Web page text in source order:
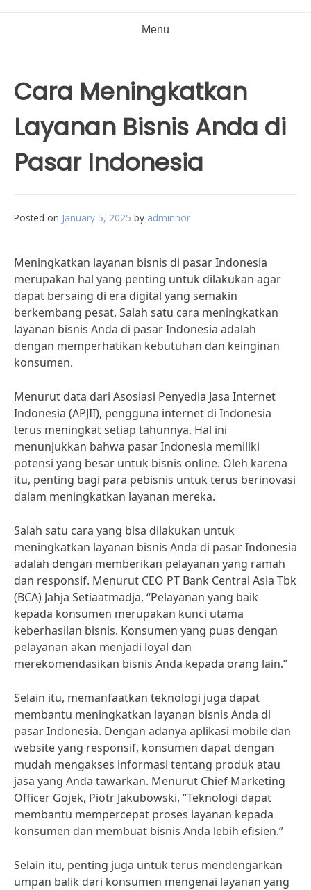
Menu
Cara Meningkatkan
Layanan Bisnis Anda di
Pasar Indonesia
Posted on January 5, 2025 by adminnor
Meningkatkan layanan bisnis di pasar Indonesia
merupakan hal yang penting untuk dilakukan agar
dapat bersaing di era digital yang semakin
berkembang pesat. Salah satu cara meningkatkan
layanan bisnis Anda di pasar Indonesia adalah
dengan memperhatikan kebutuhan dan keinginan
konsumen.
Menurut data dari Asosiasi Penyedia Jasa Internet
Indonesia (APJII), pengguna internet di Indonesia
terus meningkat setiap tahunnya. Hal ini
menunjukkan bahwa pasar Indonesia memiliki
potensi yang besar untuk bisnis online. Oleh karena
itu, penting bagi para pebisnis untuk terus berinovasi
dalam meningkatkan layanan mereka.
Salah satu cara yang bisa dilakukan untuk
meningkatkan layanan bisnis Anda di pasar Indonesia
adalah dengan memberikan pelayanan yang ramah
dan responsif. Menurut CEO PT Bank Central Asia Tbk
(BCA) Jahja Setiaatmadja, “Pelayanan yang baik
kepada konsumen merupakan kunci utama
keberhasilan bisnis. Konsumen yang puas dengan
pelayanan akan menjadi loyal dan
merekomendasikan bisnis Anda kepada orang lain.”
Selain itu, memanfaatkan teknologi juga dapat
membantu meningkatkan layanan bisnis Anda di
pasar Indonesia. Dengan adanya aplikasi mobile dan
website yang responsif, konsumen dapat dengan
mudah mengakses informasi tentang produk atau
jasa yang Anda tawarkan. Menurut Chief Marketing
Officer Gojek, Piotr Jakubowski, “Teknologi dapat
membantu mempercepat proses layanan kepada
konsumen dan membuat bisnis Anda lebih efisien.”
Selain itu, penting juga untuk terus mendengarkan
umpan balik dari konsumen mengenai layanan yang